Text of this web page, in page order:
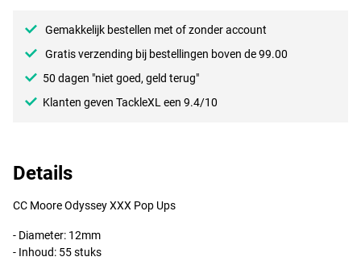
Gemakkelijk bestellen met of zonder account
Gratis verzending bij bestellingen boven de 99.00
50 dagen "niet goed, geld terug"
Klanten geven TackleXL een 9.4/10
Details
CC Moore OdysseyXXX Pop Ups
- Diameter: 12mm
- Inhoud: 55 stuks